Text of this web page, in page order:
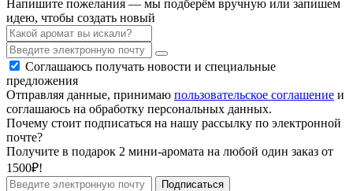
Напишите пожелания — мы подберём вручную или запишем
идею, чтобы создать новый
Соглашаюсь получать новости и специальные
предложения
Отправляя данные, принимаю пользовательское соглашение и
соглашаюсь на обработку персональных данных.
Почему стоит подписаться на нашу рассылку по электронной
почте?
Получите в подарок 2 мини-аромата на любой один заказ от
1500₽!
Подписаться